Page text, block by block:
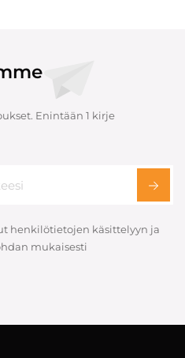
Enintään 1 kirje
henkilötietojen käsittelyyn ja
mukaisesti